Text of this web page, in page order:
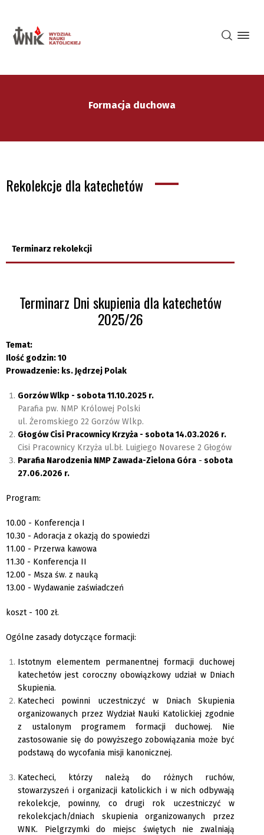
Formacja duchowa
Rekolekcje dla katechetów
Terminarz rekolekcji
Terminarz Dni skupienia dla katechetów
2025/26
Temat:
Ilość godzin: 10
Prowadzenie: ks. Jędrzej Polak
Gorzów Wlkp - sobota 11.10.2025 r.
Parafia pw. NMP Królowej Polski
ul. Żeromskiego 22 Gorzów Wlkp.
GłogówCisi Pracownicy Krzyża - sobota 14.03.2026 r.
Cisi Pracownicy Krzyża ul.bł. Luigiego Novarese 2 Głogów
Parafia Narodzenia NMPZawada-Zielona Góra - sobota
27.06.2026 r.
Program:
10.00 - Konferencja I
10.30 - Adoracja z okazją do spowiedzi
11.00 - Przerwa kawowa
11.30 - Konferencja II
12.00 - Msza św. z nauką
13.00 - Wydawanie zaświadczeń
koszt - 100 zł.
Ogólne zasady dotyczące formacji:
Istotnym elementem permanentnej formacji duchowej
katechetów jest coroczny obowiązkowy udział w Dniach
Skupienia.
Katecheci powinni uczestniczyć w Dniach Skupienia
organizowanych przez Wydział Nauki Katolickiej zgodnie
z ustalonym programem formacji duchowej. Nie
zastosowanie się do powyższego zobowiązania może być
podstawą do wycofania misji kanonicznej.
Katecheci, którzy należą do różnych ruchów,
stowarzyszeń i organizacji katolickich i w nich odbywają
rekolekcje, powinny, co drugi rok uczestniczyć w
rekolekcjach/dniach skupienia organizowanych przez
WNK. Pielgrzymki do miejsc świętych nie zwalniają